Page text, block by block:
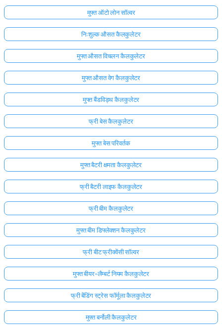
मुफ्त ऑटो लोन सॉल्वर
निःशुल्क औसत कैलकुलेटर
मुफ्त औसत विचलन कैलकुलेटर
मुफ्त औसत वेग कैलकुलेटर
मुफ्त बैंडविड्थ कैलकुलेटर
फ्री बेस कैलकुलेटर
मुफ्त बेस परिवर्तक
मुफ्त बैटरी क्षमता कैलकुलेटर
फ्री बैटरी लाइफ कैलकुलेटर
फ्री बीम कैलकुलेटर
मुफ्त बीम डिफ्लेक्शन कैलकुलेटर
फ्री बीट फ्रीक्वेंसी सॉल्वर
मुफ्त बीयर-लैम्बर्ट नियम कैलकुलेटर
फ्री बेंडिंग स्ट्रेस फॉर्मूला कैलकुलेटर
मुफ्त बर्नोली कैलकुलेटर